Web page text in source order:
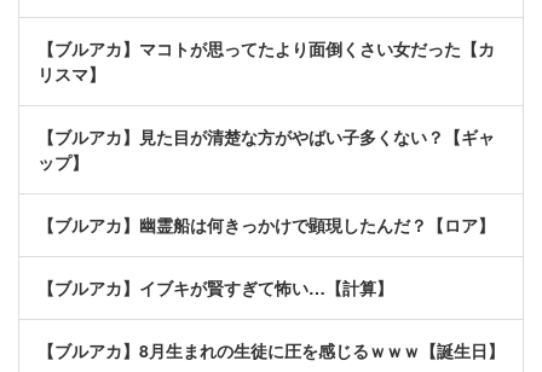
【ブルアカ】マコトが思ってたより面倒くさい女だった【カ
リスマ】
【ブルアカ】見た目が清楚な方がやばい子多くない？【ギャ
ップ】
【ブルアカ】幽霊船は何きっかけで顕現したんだ？【ロア】
【ブルアカ】イブキが賢すぎて怖い…【計算】
【ブルアカ】8月生まれの生徒に圧を感じるｗｗｗ【誕生日】